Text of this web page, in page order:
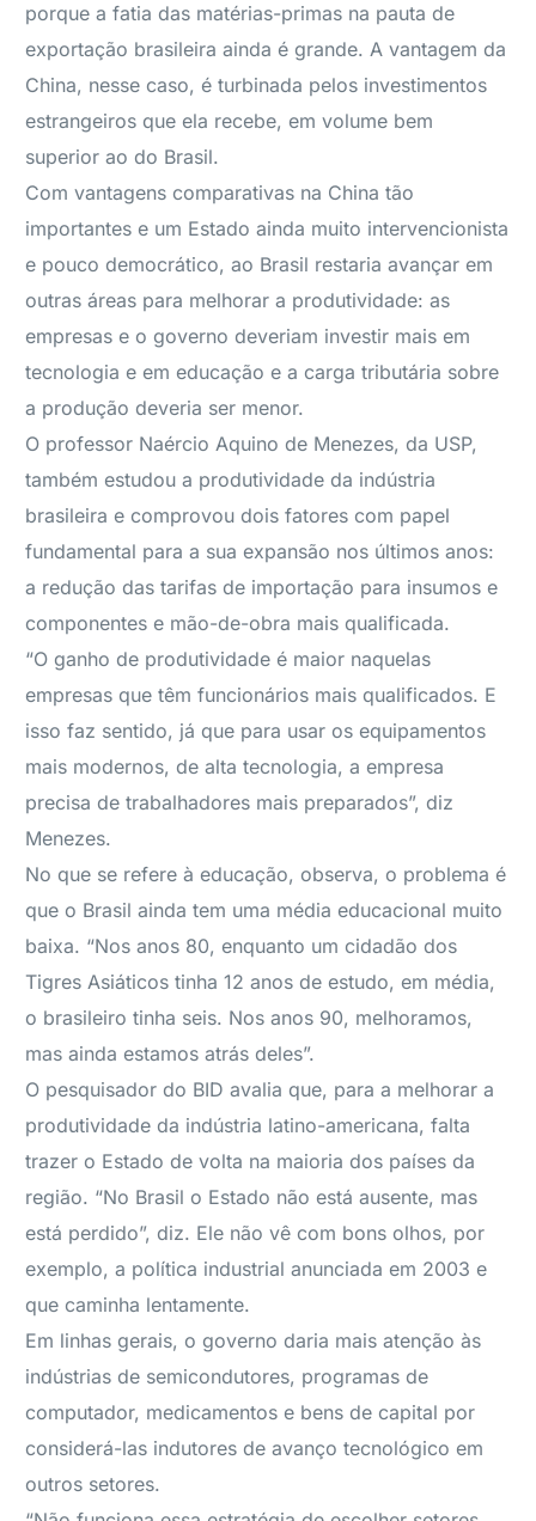
porque a fatia das matérias-primas na pauta de
exportação brasileira ainda é grande. A vantagem da
China, nesse caso, é turbinada pelos investimentos
estrangeiros que ela recebe, em volume bem
superior ao do Brasil.
Com vantagens comparativas na China tão
importantes e um Estado ainda muito intervencionista
e pouco democrático, ao Brasil restaria avançar em
outras áreas para melhorar a produtividade: as
empresas e o governo deveriam investir mais em
tecnologia e em educação e a carga tributária sobre
a produção deveria ser menor.
O professor Naércio Aquino de Menezes, da USP,
também estudou a produtividade da indústria
brasileira e comprovou dois fatores com papel
fundamental para a sua expansão nos últimos anos:
a redução das tarifas de importação para insumos e
componentes e mão-de-obra mais qualificada.
“O ganho de produtividade é maior naquelas
empresas que têm funcionários mais qualificados. E
isso faz sentido, já que para usar os equipamentos
mais modernos, de alta tecnologia, a empresa
precisa de trabalhadores mais preparados”, diz
Menezes.
No que se refere à educação, observa, o problema é
que o Brasil ainda tem uma média educacional muito
baixa. “Nos anos 80, enquanto um cidadão dos
Tigres Asiáticos tinha 12 anos de estudo, em média,
o brasileiro tinha seis. Nos anos 90, melhoramos,
mas ainda estamos atrás deles”.
O pesquisador do BID avalia que, para a melhorar a
produtividade da indústria latino-americana, falta
trazer o Estado de volta na maioria dos países da
região. “No Brasil o Estado não está ausente, mas
está perdido”, diz. Ele não vê com bons olhos, por
exemplo, a política industrial anunciada em 2003 e
que caminha lentamente.
Em linhas gerais, o governo daria mais atenção às
indústrias de semicondutores, programas de
computador, medicamentos e bens de capital por
considerá-las indutores de avanço tecnológico em
outros setores.